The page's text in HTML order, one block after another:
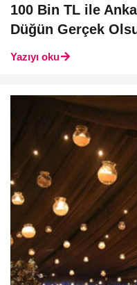
100 Bin TL ile
Düğün Gerçek
Yazıyı oku